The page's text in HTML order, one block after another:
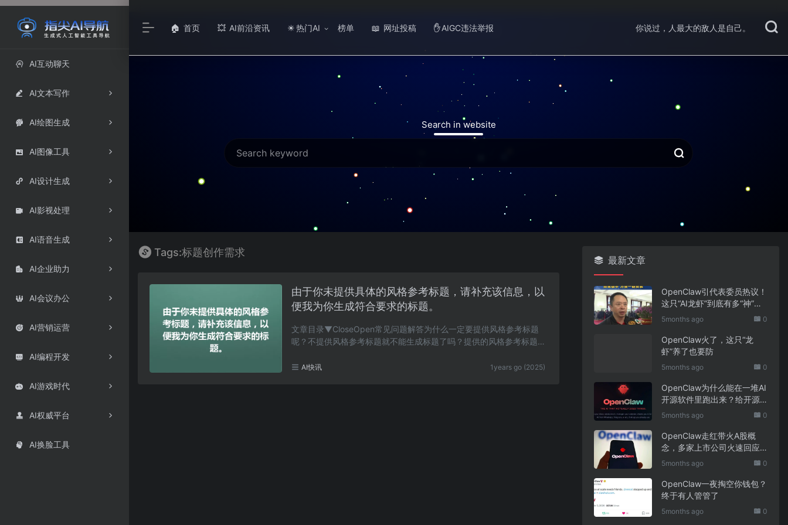
 AI互动聊天
 AI文本写作
 AI绘图生成
 AI图像工具
 AI设计生成
 AI影视处理
 AI语音生成
 AI企业助力
 AI会议办公
 AI营销运营
 AI编程开发
 AI游戏时代
 AI权威平台
 AI换脸工具
🏠 首页 💥 AI前沿资讯 ☀ 热门AI 榜单 📖 网址投稿 ✋ AIGC违法举报 你说过，人最大的敌人是自己。
Search in website
Tags:标题创作需求
由于你未提供具体的风格参考标题，请补充该信息，以
便我为你生成符合要求的标题。
文章目录▼CloseOpen常见问题解答为什么一定要提供风格参考标题
呢？不提供风格参考标题就不能生成标题了吗？提供的风格参考标题有
AI快讯 1years go (2025)
最新文章
OpenClaw引代表委员热议！
这只“AI龙虾”到底有多“神”？
｜科技观察
5months ago 0
OpenClaw火了，这只“龙
虾”养了也要防
5months ago 0
OpenClaw为什么能在一堆AI
开源软件里跑出来？给开源
项目的三点启示
5months ago 0
OpenClaw走红带火A股概
念，多家上市公司火速回应
业务布局
5months ago 0
OpenClaw一夜掏空你钱包？
终于有人管管了
5months ago 0